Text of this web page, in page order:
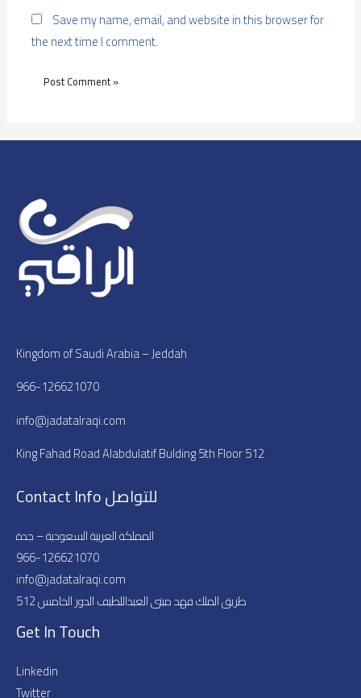
Save my name, email, and website in this browser for
the next time I comment.
Kingdom of Saudi Arabia – Jeddah
966-126621070
info@jadatalraqi.com
King Fahad Road Alabdulatif Bulding 5th Floor 512
Contact Info للتواصل
المملكة العربية السعودية – جدة
966-126621070
info@jadatalraqi.com​​
طريق الملك فهد مبنى العبداللطيف الدور الخامس 512
Get In Touch
Linkedin
Twitter